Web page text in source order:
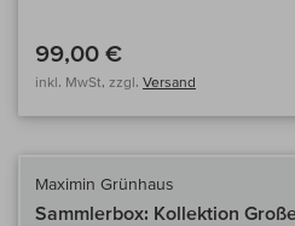
99,00 €
inkl. MwSt, zzgl. Versand
Maximin Grünhaus
Sammlerbox: Kollektion